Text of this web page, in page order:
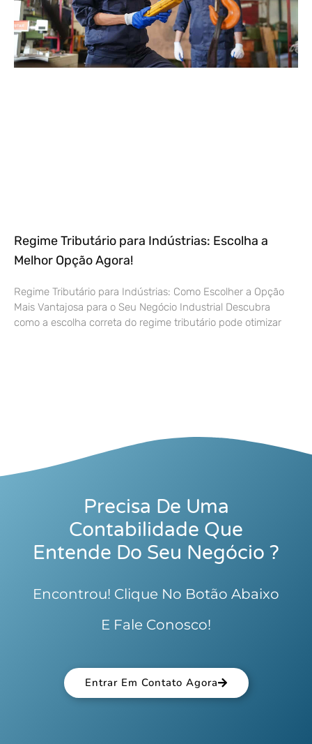
Regime Tributário para Indústrias: Escolha a
Melhor Opção Agora!
Regime Tributário para Indústrias: Como Escolher a Opção
Mais Vantajosa para o Seu Negócio Industrial Descubra
como a escolha correta do regime tributário pode otimizar
Precisa De Uma
Contabilidade Que
Entende Do Seu Negócio ?
Encontrou! Clique No Botão Abaixo
E Fale Conosco!
Entrar Em Contato Agora